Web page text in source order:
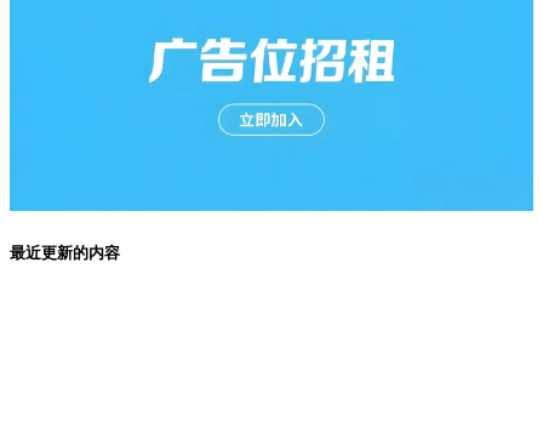
最近更新的内容